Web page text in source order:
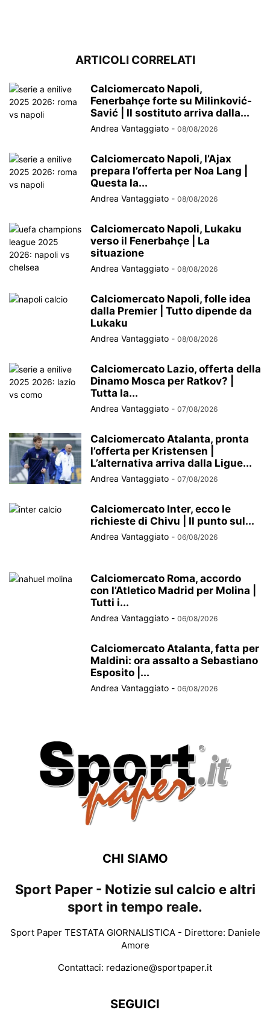
ARTICOLI CORRELATI
Calciomercato Napoli,
Fenerbahçe forte su Milinković-
Savić | Il sostituto arriva dalla...
Andrea Vantaggiato - 08/08/2026
Calciomercato Napoli, l’Ajax
prepara l’offerta per Noa Lang |
Questa la...
Andrea Vantaggiato - 08/08/2026
Calciomercato Napoli, Lukaku
verso il Fenerbahçe | La
situazione
Andrea Vantaggiato - 08/08/2026
Calciomercato Napoli, folle idea
dalla Premier | Tutto dipende da
Lukaku
Andrea Vantaggiato - 08/08/2026
Calciomercato Lazio, offerta della
Dinamo Mosca per Ratkov? |
Tutta la...
Andrea Vantaggiato - 07/08/2026
Calciomercato Atalanta, pronta
l’offerta per Kristensen |
L’alternativa arriva dalla Ligue...
Andrea Vantaggiato - 07/08/2026
Calciomercato Inter, ecco le
richieste di Chivu | Il punto sul...
Andrea Vantaggiato - 06/08/2026
Calciomercato Roma, accordo
con l’Atletico Madrid per Molina |
Tutti i...
Andrea Vantaggiato - 06/08/2026
Calciomercato Atalanta, fatta per
Maldini: ora assalto a Sebastiano
Esposito |...
Andrea Vantaggiato - 06/08/2026
CHI SIAMO
Sport Paper - Notizie sul calcio e altri
sport in tempo reale.
Sport Paper TESTATA GIORNALISTICA - Direttore: Daniele
Amore
Contattaci: redazione@sportpaper.it
SEGUICI